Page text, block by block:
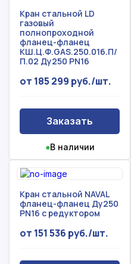
Кран стальной LD
газовый
полнопроходной
фланец-фланец
КШ.Ц.Ф.GAS.250.016.П/
П.02 Ду250 PN16
от 185 299 руб./шт.
Заказать
●В наличии
Кран стальной NAVAL
фланец-фланец Ду250
PN16 с редуктором
от 151 536 руб./шт.